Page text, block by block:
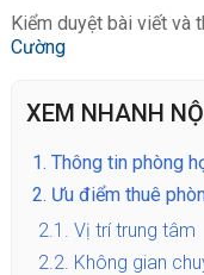
Kiểm duyệt bài viết và
Cường
XEM NHANH
1. Thông tin phòng
2. Ưu điểm thuê
2.1. Vị trí trung tâm
2.2. Không gian